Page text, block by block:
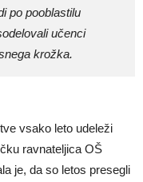
po pooblastilu
učenci
krožka.
vsako leto udeleži
ravnateljica OŠ
je, da so letos presegli